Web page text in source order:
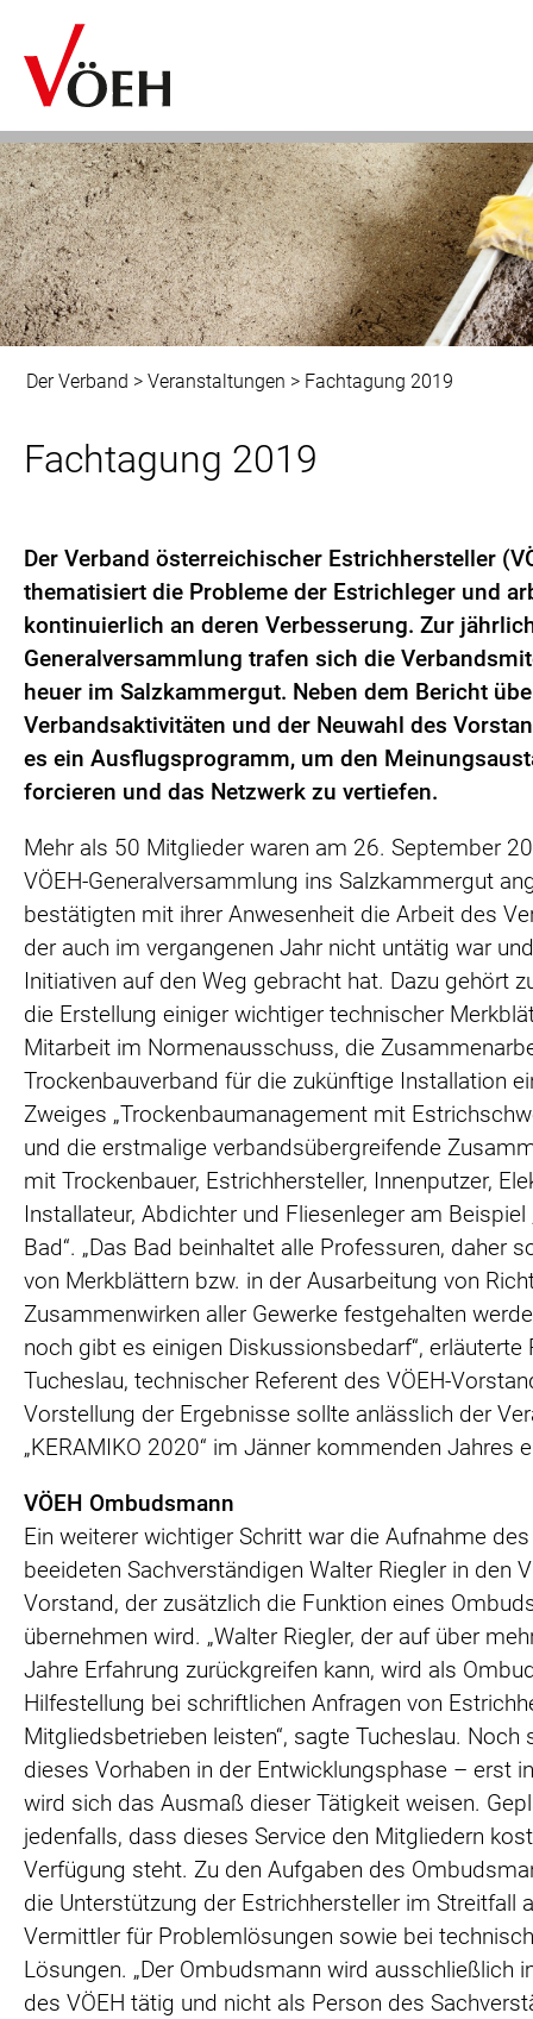
Der Verband > Veranstaltungen > Fachtagung 2019
Fachtagung 2019
Der Verband österreichischer Estrichhersteller
thematisiert die Probleme der Estrichleger und
kontinuierlich an deren Verbesserung. Zur
Generalversammlung trafen sich die
heuer im Salzkammergut. Neben dem Bericht
Verbandsaktivitäten und der Neuwahl des
es ein Ausflugsprogramm, um den
forcieren und das Netzwerk zu vertiefen.
Mehr als 50 Mitglieder waren am 26. September
VÖEH-Generalversammlung ins Salzkammergut
bestätigten mit ihrer Anwesenheit die Arbeit des
der auch im vergangenen Jahr nicht untätig war
Initiativen auf den Weg gebracht hat. Dazu gehört
die Erstellung einiger wichtiger technischer
Mitarbeit im Normenausschuss, die
Trockenbauverband für die zukünftige Installation
Zweiges „Trockenbaumanagement mit
und die erstmalige verbandsübergreifende
mit Trockenbauer, Estrichhersteller, Innenputzer,
Installateur, Abdichter und Fliesenleger am Beispiel
Bad“. „Das Bad beinhaltet alle Professuren, daher
von Merkblättern bzw. in der Ausarbeitung von
Zusammenwirken aller Gewerke festgehalten
noch gibt es einigen Diskussionsbedarf“, erläuterte
Tucheslau, technischer Referent des VÖEH-
Vorstellung der Ergebnisse sollte anlässlich der
„KERAMIKO 2020“ im Jänner kommenden Jahres
VÖEH Ombudsmann
Ein weiterer wichtiger Schritt war die Aufnahme
beeideten Sachverständigen Walter Riegler in den
Vorstand, der zusätzlich die Funktion eines
übernehmen wird. „Walter Riegler, der auf über
Jahre Erfahrung zurückgreifen kann, wird als
Hilfestellung bei schriftlichen Anfragen von
Mitgliedsbetrieben leisten“, sagte Tucheslau. Noch
dieses Vorhaben in der Entwicklungsphase – erst
wird sich das Ausmaß dieser Tätigkeit weisen.
jedenfalls, dass dieses Service den Mitgliedern
Verfügung steht. Zu den Aufgaben des
die Unterstützung der Estrichhersteller im Streitfall
Vermittler für Problemlösungen sowie bei
Lösungen. „Der Ombudsmann wird ausschließlich
des VÖEH tätig und nicht als Person des